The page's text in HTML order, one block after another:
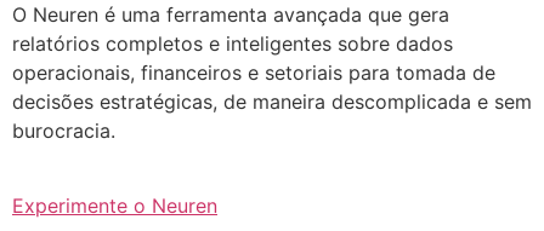
O Neuren é uma ferramenta avançada que gera
relatórios completos e inteligentes sobre dados
operacionais, financeiros e setoriais para tomada de
decisões estratégicas, de maneira descomplicada e sem
burocracia.
Experimente o Neuren